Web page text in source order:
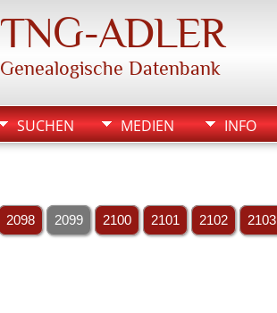
TNG-ADLER
Genealogische Datenbank
SUCHEN MEDIEN INFO
2098 2099 2100 2101 2102 2103